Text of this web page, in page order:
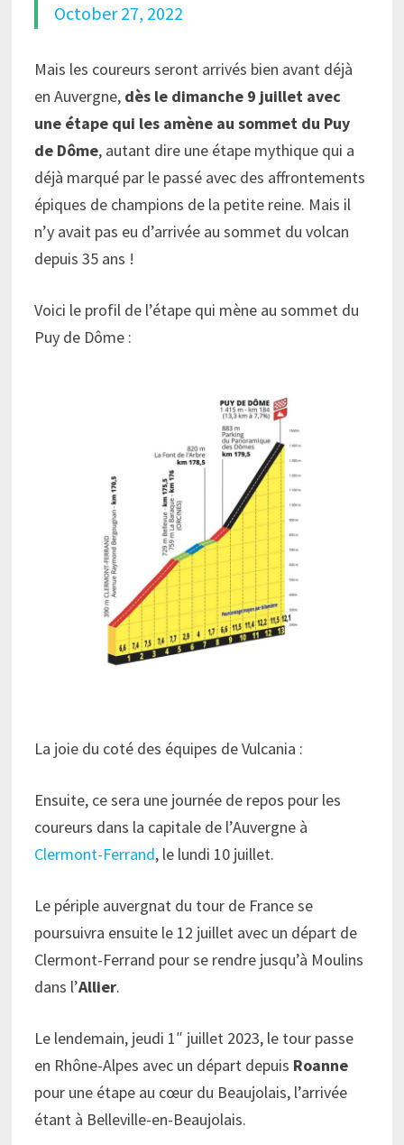
October 27, 2022
Mais les coureurs seront arrivés bien avant déjà
en Auvergne, dès le dimanche 9 juillet avec
une étape qui les amène au sommet du Puy
de Dôme, autant dire une étape mythique qui a
déjà marqué par le passé avec des affrontements
épiques de champions de la petite reine. Mais il
n’y avait pas eu d’arrivée au sommet du volcan
depuis 35 ans !
Voici le profil de l’étape qui mène au sommet du
Puy de Dôme :
La joie du coté des équipes de Vulcania :
Ensuite, ce sera une journée de repos pour les
coureurs dans la capitale de l’Auvergne à
Clermont-Ferrand, le lundi 10 juillet.
Le périple auvergnat du tour de France se
poursuivra ensuite le 12 juillet avec un départ de
Clermont-Ferrand pour se rendre jusqu’à Moulins
dans l’Allier.
Le lendemain, jeudi 1″ juillet 2023, le tour passe
en Rhône-Alpes avec un départ depuis Roanne
pour une étape au cœur du Beaujolais, l’arrivée
étant à Belleville-en-Beaujolais.